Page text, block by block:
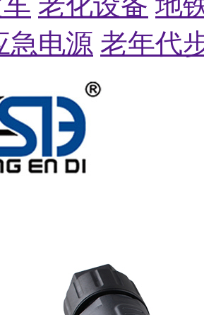
急电源 老年代